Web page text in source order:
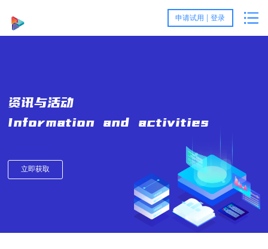
申请试用 |登录
与
案
户
例
服资讯与活动
Information and activities
立即获取